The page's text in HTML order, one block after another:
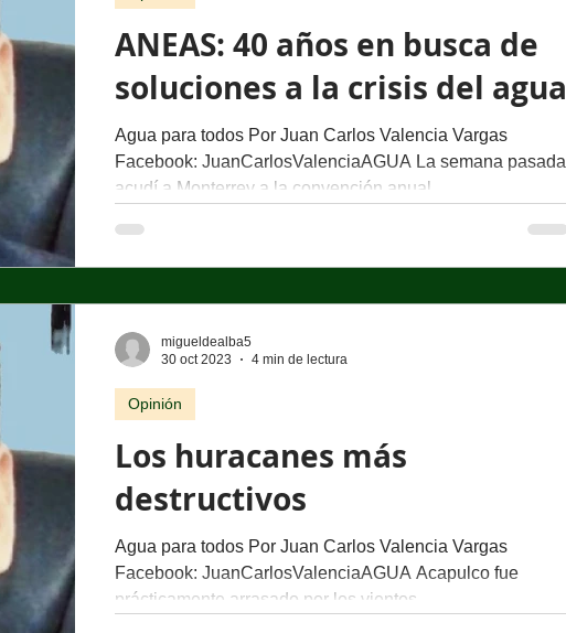
ANEAS: 40 años en busca de
soluciones a la crisis del agua
Agua para todos Por Juan Carlos Valencia Vargas
Facebook: JuanCarlosValenciaAGUA La semana pasada
acudí a Monterrey a la convención anual...
Los huracanes más
destructivos
Agua para todos Por Juan Carlos Valencia Vargas
Facebook: JuanCarlosValenciaAGUA Acapulco fue
prácticamente arrasado por los vientos...
Opinión
migueldealba5
30 oct 2023
4 min de lectura